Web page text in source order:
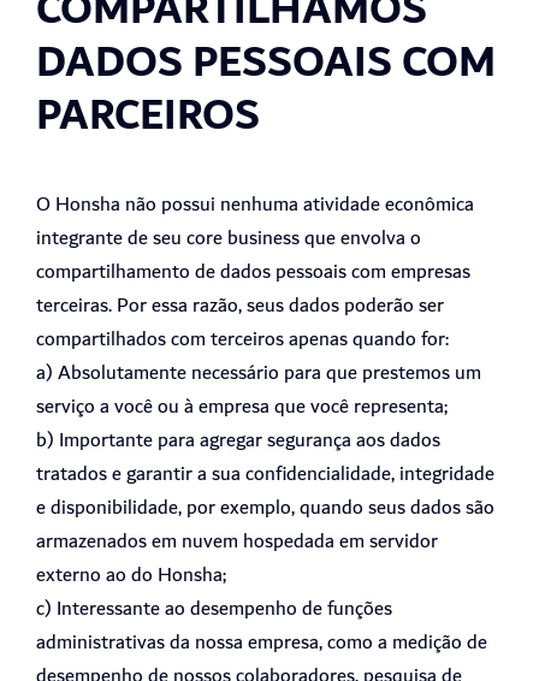
DADOS PESSOAIS COM
PARCEIROS
O Honsha não possui nenhuma atividade econômica
integrante de seu core business que envolva o
compartilhamento de dados pessoais com empresas
terceiras. Por essa razão, seus dados poderão ser
compartilhados com terceiros apenas quando for:
a) Absolutamente necessário para que prestemos um
serviço a você ou à empresa que você representa;
b) Importante para agregar segurança aos dados
tratados e garantir a sua confidencialidade, integridade
e disponibilidade, por exemplo, quando seus dados são
armazenados em nuvem hospedada em servidor
externo ao do Honsha;
c) Interessante ao desempenho de funções
administrativas da nossa empresa, como a medição de